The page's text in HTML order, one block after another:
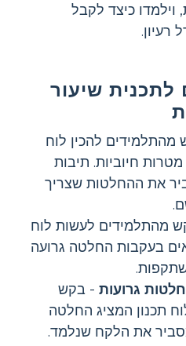
כיצד לקבל
רעיון.
לתכנית שיעור
מהתלמידים להכין לוח
חיוביות. תיבות
את ההחלטות שצריך
מהתלמידים לעשות לוח
בעקבות החלטה גרועה
גרועות - בקש
תכנון המציג החלטה
את הלקח שנלמד.